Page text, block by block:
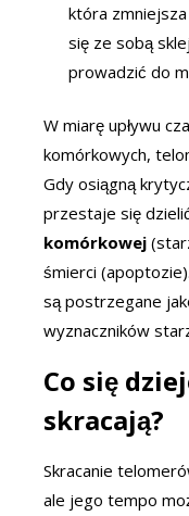
która
się ze sobą
prowadzić do
W miarę upływu
komórkowych,
Gdy osiągną
przestaje się
komórkowej
śmierci
są postrzegane
wyznaczników
Co się
skracają?
Skracanie
ale jego tempo